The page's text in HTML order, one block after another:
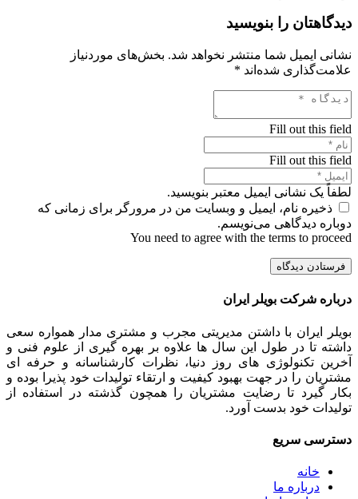
دیدگاهتان را بنویسید
نشانی ایمیل شما منتشر نخواهد شد. بخش‌های موردنیاز
علامت‌گذاری شده‌اند *
Fill out this field
Fill out this field
لطفاً یک نشانی ایمیل معتبر بنویسید.
ذخیره نام، ایمیل و وبسایت من در مرورگر برای زمانی که
دوباره دیدگاهی می‌نویسم.
You need to agree with the terms to proceed
فرستادن دیدگاه
درباره شرکت بویلر ایران
بویلر ایران با داشتن مدیریتی مجرب و مشتری مدار همواره سعی
داشته تا در طول این سال ها علاوه بر بهره گیری از علوم فنی و
آخرین تکنولوژی های روز دنیا، نظرات کارشناسانه و حرفه ای
مشتریان را در جهت بهبود کیفیت و ارتقاء تولیدات خود پذیرا بوده و
بکار گیرد تا رضایت مشتریان را همچون گذشته در استفاده از
تولیدات خود بدست آورد.
دسترسی سریع
خانه
درباره ما